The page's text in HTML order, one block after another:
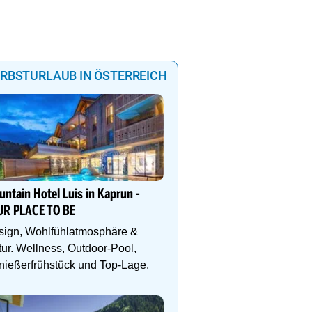
1.2 1 0.11
IN ÖSTERREICH
Hotel Luis in Kaprun -
PLACE TO BE
Wohlfühlatmosphäre &
Wellness, Outdoor-Pool,
und Top-Lage.